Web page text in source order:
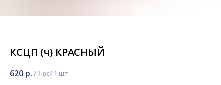
КСЦП (ч) КРАСНЫЙ
620 р. / 1 pc